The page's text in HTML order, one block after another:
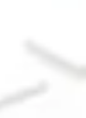
événement